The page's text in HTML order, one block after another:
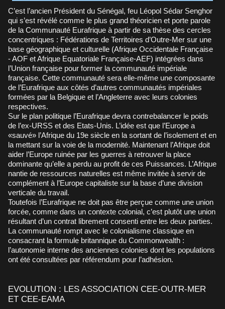
C’est l’ancien Président du Sénégal, feu Léopol Sédar Senghor
qui s’est révélé comme le plus grand théoricien et porte parole
de la Communauté Eurafrique à partir de sa thèse des cercles
concentriques : Fédérations de Territoires d’Outre-Mer sur une
base géographique et culturelle (Afrique Occidentale Française
- AOF et Afrique Equatoriale Française-AEF) intégrées dans
l’Union française pour former la communauté impériale
française. Cette communauté sera elle-même une composante
de l’Eurafrique aux côtés d’autres communautés impériales
formées par la Belgique et l’Angleterre avec leurs colonies
respectives.
Sur le plan politique l’Eurafrique devra contrebalancer le poids
de l’ex-URSS et des Etats-Unis. L’idée est que l’Europe a
«sauvé» l’Afrique du 19e siècle en la sortant de l’isolement et en
la mettant sur la voie de la modernité. Maintenant l’Afrique doit
aider l’Europe ruinée par les guerres à retrouver la place
dominante qu’elle a perdu au profit de ces Puissances. L’Afrique
nantie de ressources naturelles est même invitée à servir de
complément à l’Europe capitaliste sur la base d’une division
verticale du travail.
Toutefois l’Eurafrique ne doit pas être perçue comme une union
forcée, comme dans un contexte colonial, c’est plutôt une union
résultant d’un contrat librement consenti entre les deux parties.
La communauté rompt avec le colonialisme classique en
consacrant la formule britannique du Commonwealth :
l’autonomie interne des anciennes colonies dont les populations
ont été consultées par référendum pour l’adhésion.
EVOLUTION : LES ASSOCIATION CEE-OUTR-MER
ET CEE-EAMA